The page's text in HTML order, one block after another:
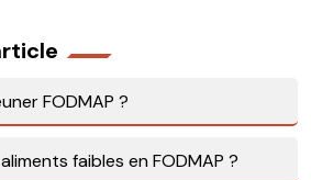
FODMAP ?
faibles en FODMAP ?